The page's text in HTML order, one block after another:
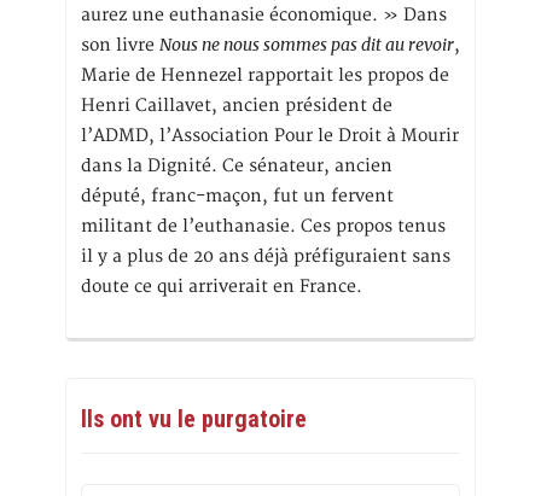
aurez une euthanasie économique. » Dans
son livre Nous ne nous sommes pas dit au revoir,
Marie de Hennezel rapportait les propos de
Henri Caillavet, ancien président de
l’ADMD, l’Association Pour le Droit à Mourir
dans la Dignité. Ce sénateur, ancien
député, franc-maçon, fut un fervent
militant de l’euthanasie. Ces propos tenus
il y a plus de 20 ans déjà préfiguraient sans
doute ce qui arriverait en France.
Ils ont vu le purgatoire